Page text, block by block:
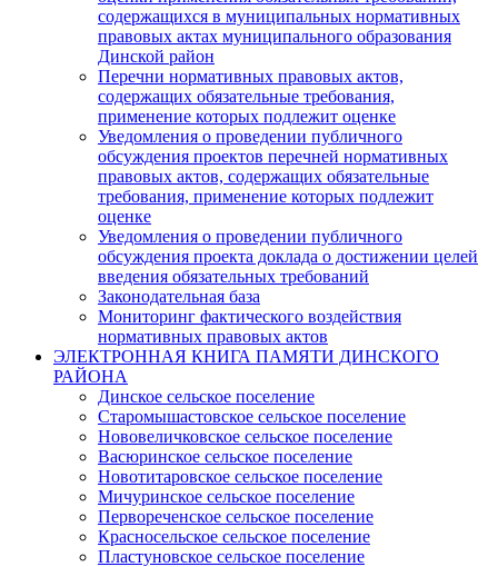
содержащихся в муниципальных нормативных
правовых актах муниципального образования
Динской район
Перечни нормативных правовых актов,
содержащих обязательные требования,
применение которых подлежит оценке
Уведомления о проведении публичного
обсуждения проектов перечней нормативных
правовых актов, содержащих обязательные
требования, применение которых подлежит
оценке
Уведомления о проведении публичного
обсуждения проекта доклада о достижении целей
введения обязательных требований
Законодательная база
Мониторинг фактического воздействия
нормативных правовых актов
ЭЛЕКТРОННАЯ КНИГА ПАМЯТИ ДИНСКОГО
РАЙОНА
Динское сельское поселение
Старомышастовское сельское поселение
Нововеличковское сельское поселение
Васюринское сельское поселение
Новотитаровское сельское поселение
Мичуринское сельское поселение
Первореченское сельское поселение
Красносельское сельское поселение
Пластуновское сельское поселение